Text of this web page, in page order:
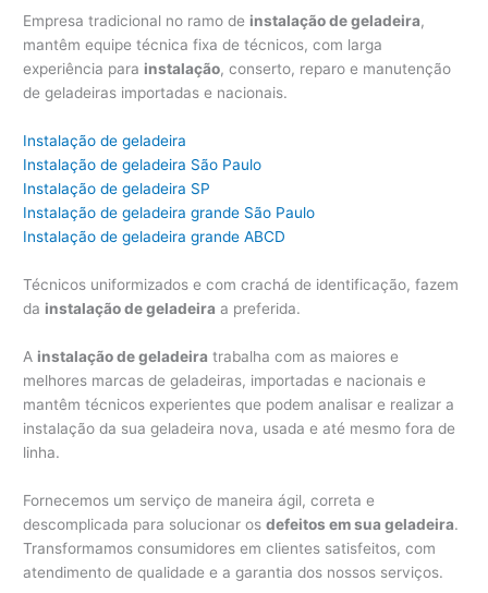
Empresa tradicional no ramo de instalação de geladeira,
mantêm equipe técnica fixa de técnicos, com larga
experiência para instalação, conserto, reparo e manutenção
de geladeiras importadas e nacionais.
Instalação de geladeira
Instalação de geladeira São Paulo
Instalação de geladeira SP
Instalação de geladeira grande São Paulo
Instalação de geladeira grande ABCD
Técnicos uniformizados e com crachá de identificação, fazem
da instalação de geladeira a preferida.
A instalação de geladeira trabalha com as maiores e
melhores marcas de geladeiras, importadas e nacionais e
mantêm técnicos experientes que podem analisar e realizar a
instalação da sua geladeira nova, usada e até mesmo fora de
linha.
Fornecemos um serviço de maneira ágil, correta e
descomplicada para solucionar osdefeitos em sua geladeira.
Transformamos consumidores em clientes satisfeitos, com
atendimento de qualidade e a garantia dos nossos serviços.